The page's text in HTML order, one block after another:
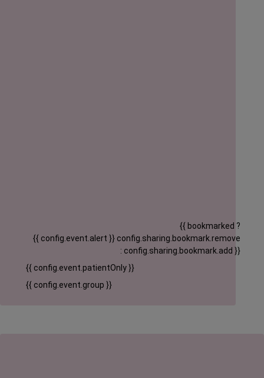
{{ config.event.alert }}
{{ bookmarked ?
config.sharing.bookmark.remove
: config.sharing.bookmark.add }}
{{ config.event.patientOnly }}
{{ config.event.group }}